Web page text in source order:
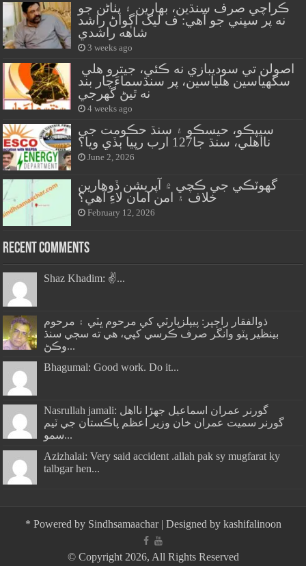
ڪراچي صرف سنڌين، بهارين ۽ پٺاڻن جو
نه پر سڀني جو آهي: ف ليگ اڳواڻ راشد
شاهه راشدي
3 weeks ago
سگهياسين هلياسين، پر سنڌسماءَچار بند
نه ٿيڻ گهرجي
4 weeks ago
سيپڪو، حيسڪو ۽ سنڌ حڪومت جي
نااهلي، سنڌ جا127 ارب رپيا ٻڏي ويا؟
June 2, 2026
گهوٽڪي جي ڪچي ۾ آپريشن ڏوهارين
خلاف ۽ امن امان لاءِ آهي؟
February 12, 2026
Recent Comments
Shaz Khadim: ✌️...
ذوالفقار راڄپر: پيپلزپارٽي کي مرحوم ڀٽي ۽ مرحوم
بينظير ڀٽو وانگر صرف ڪرسي کپي، هي ته سڄي سنڌ
وڪڻ...
Bhagumal: Good work. Do it...
Nasrullah jamali: گورنر عمران اسماعيل جھڙا نااهل
گورنر سميت عمران خان وزير اعظم پاڪستان جي ٽيم
سمو...
Azizhalai: Very said accident .allah pak sy mugfarat ky
talbgar hen...
* Powered by Sindhsamaachar| Designed by kashifalinoon
© Copyright 2026, All Rights Reserved